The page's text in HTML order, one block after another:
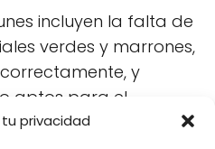
privacidad
incluyen la falta de
verdes y marrones,
y
aptos para el
o lácteos. Evitar